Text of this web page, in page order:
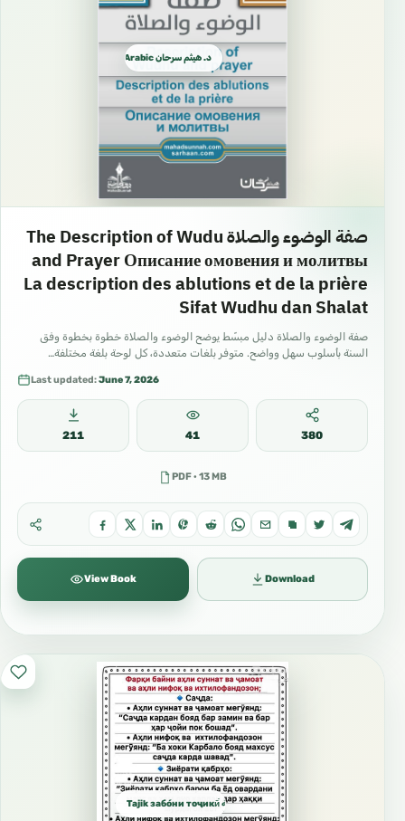
د. هيثم سرحان Arabic العربية
صفة الوضوء والصلاة The Description of Wudu
and Prayer Описание омовения и молитвы
La description des ablutions et de la prière
Sifat Wudhu dan Shalat
صفة الوضوء والصلاة دليل مبسّط يوضح الوضوء والصلاة خطوة بخطوة وفق
السنة بأسلوب سهل وواضح. متوفر بلغات متعددة، كل لوحة بلغة مختلفة…
Last updated:June 7, 2026
211 41 380
PDF · 13 MB
View Book Download
Tajik забо́ни тоҷикӣ́ الطاجيكية